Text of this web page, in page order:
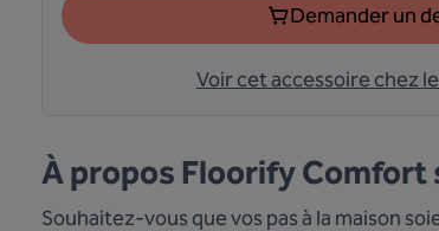
Demander un
Voir cet accessoire chez
À propos Floorify Comfort
Souhaitez-vous que vos pas à la maison